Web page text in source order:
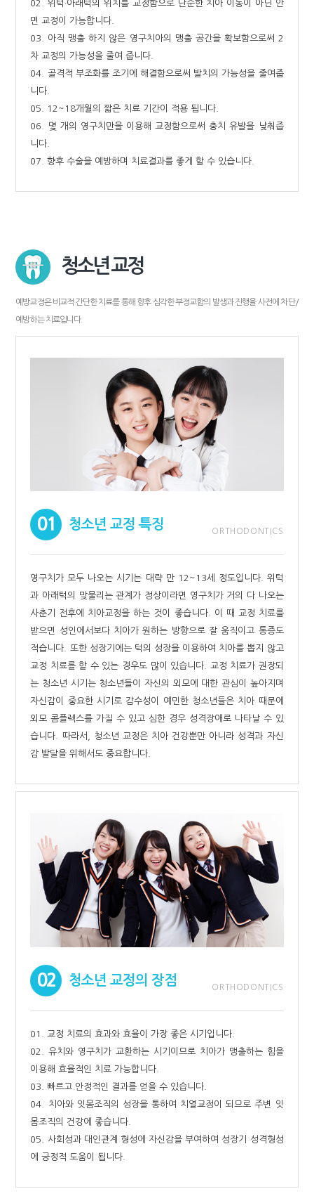
02. 위턱·아래턱의 위치를 교정함으로 단순한 치아 이동이 아닌 안
면 교정이 가능합니다.
03. 아직 맹출 하지 않은 영구치아의 맹출 공간을 확보함으로써 2
차 교정의 가능성을 줄여 줍니다.
04. 골격적 부조화를 조기에 해결함으로써 발치의 가능성을 줄여줍
니다.
05. 12~18개월의 짧은 치료 기간이 적용 됩니다.
06. 몇 개의 영구치만을 이용해 교정함으로써 충치 유발을 낮춰줍
니다.
07. 향후 수술을 예방하며 치료결과를 좋게 할 수 있습니다.
청소년 교정
예방교정은 비교적 간단한 치료를 통해 향후 심각한 부정교합의 발생과 진행을 사전에 차단/
예방하는 치료입니다.
01 청소년 교정 특징 ORTHODONTICS
영구치가 모두 나오는 시기는 대략 만 12~13세 정도입니다. 위턱
과 아래턱의 맞물리는 관계가 정상이라면 영구치가 거의 다 나오는
사춘기 전후에 치아교정을 하는 것이 좋습니다. 이 때 교정 치료를
받으면 성인에서보다 치아가 원하는 방향으로 잘 움직이고 통증도
적습니다. 또한 성장기에는 턱의 성장을 이용하여 치아를 뽑지 않고
교정 치료를 할 수 있는 경우도 많이 있습니다. 교정 치료가 권장되
는 청소년 시기는 청소년들이 자신의 외모에 대한 관심이 높아지며
자신감이 중요한 시기로 감수성이 예민한 청소년들은 치아 때문에
외모 콤플렉스를 가질 수 있고 심한 경우 성격장애로 나타날 수 있
습니다. 따라서, 청소년 교정은 치아 건강뿐만 아니라 성격과 자신
감 발달을 위해서도 중요합니다.
02 청소년 교정의 장점 ORTHODONTICS
01. 교정 치료의 효과와 효율이 가장 좋은 시기입니다.
02. 유치와 영구치가 교환하는 시기이므로 치아가 맹출하는 힘을
이용해 효율적인 치료 가능합니다.
03. 빠르고 안정적인 결과를 얻을 수 있습니다.
04. 치아와 잇몸조직의 성장을 통하여 치열교정이 되므로 주변 잇
몸조직의 건강에 좋습니다.
05. 사회성과 대인관계 형성에 자신감을 부여하여 성장기 성격형성
에 긍정적 도움이 됩니다.